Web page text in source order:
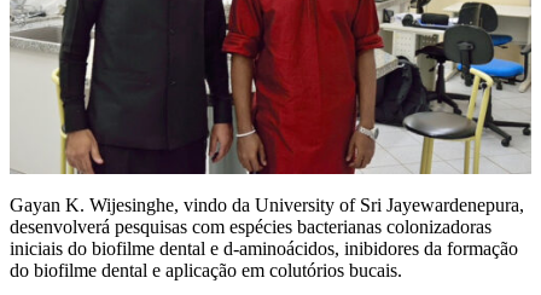
Gayan K. Wijesinghe, vindo da University of Sri Jayewardenepura,
desenvolverá pesquisas com espécies bacterianas colonizadoras
iniciais do biofilme dental e d-aminoácidos, inibidores da formação
do biofilme dental e aplicação em colutórios bucais.